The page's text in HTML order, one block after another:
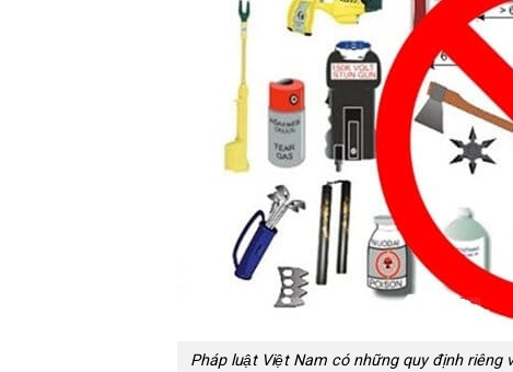
Pháp luật Việt Nam có những quy định